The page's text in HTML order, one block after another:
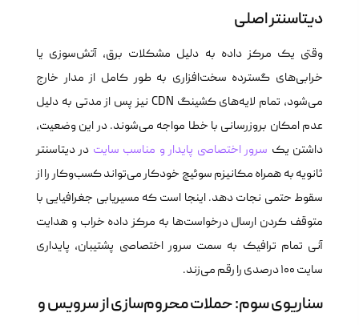
دیتاسنتر اصلی
وقتی یک مرکز داده به دلیل مشکلات برق، آتش‌سوزی یا
خرابی‌های گسترده سخت‌افزاری به طور کامل از مدار خارج
می‌شود، تمام لایه‌های کشینگ CDN نیز پس از مدتی به دلیل
عدم امکان بروزرسانی با خطا مواجه می‌شوند. در این وضعیت،
داشتن یک سرور اختصاصی پایدار و مناسب سایت در دیتاسنتر
ثانویه به همراه مکانیزم سوئیچ خودکار می‌تواند کسب‌وکار را از
سقوط حتمی نجات دهد. اینجا است که مسیریابی جغرافیایی با
متوقف کردن ارسال درخواست‌ها به مرکز داده خراب و هدایت
آنی تمام ترافیک به سمت سرور اختصاصی پشتیبان، پایداری
سایت ۱۰۰ درصدی را رقم می‌زند.
سناریوی سوم: حملات محروم‌سازی از سرویس و